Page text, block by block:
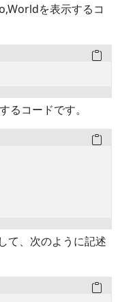
を表示するコ
るコードです。
て、次のように記述